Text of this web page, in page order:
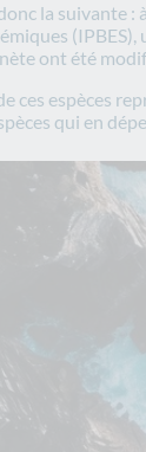
la suivante
ont été
ces espèces
qui en